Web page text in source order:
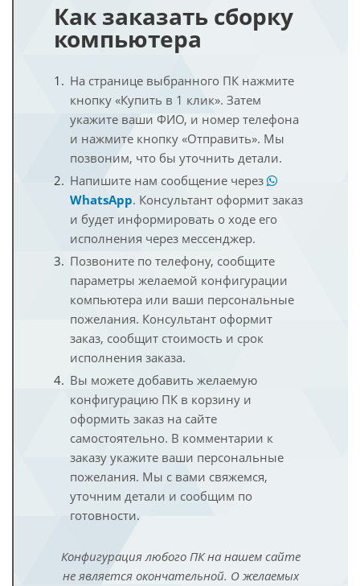
Как заказать сборку
компьютера
На странице выбранного ПК нажмите
кнопку «Купить в 1 клик». Затем
укажите ваши ФИО, и номер телефона
и нажмите кнопку «Отправить». Мы
позвоним, что бы уточнить детали.
Напишите нам сообщение через
WhatsApp. Консультант оформит заказ
и будет информировать о ходе его
исполнения через мессенджер.
Позвоните по телефону, сообщите
параметры желаемой конфигурации
компьютера или ваши персональные
пожелания. Консультант оформит
заказ, сообщит стоимость и срок
исполнения заказа.
Вы можете добавить желаемую
конфигурацию ПК в корзину и
оформить заказ на сайте
самостоятельно. В комментарии к
заказу укажите ваши персональные
пожелания. Мы с вами свяжемся,
уточним детали и сообщим по
готовности.
Конфигурация любого ПК на нашем сайте
не является окончательной. О желаемых